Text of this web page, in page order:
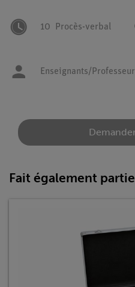
10 Procès-verbal
Enseignants/
Fait également